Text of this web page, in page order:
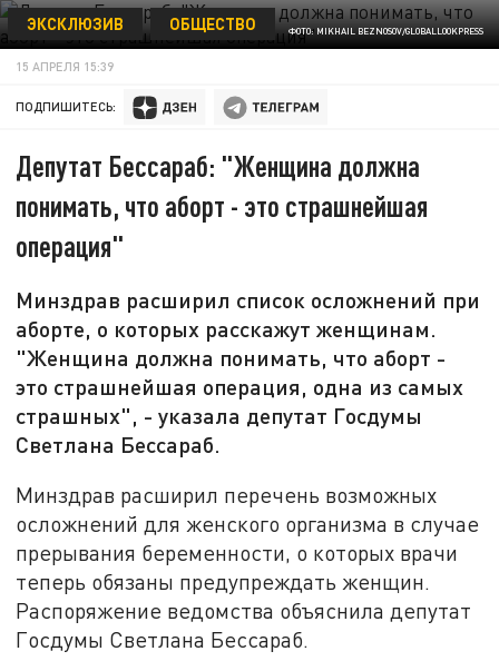
ФОТО: MIKHAIL BEZNOSOV/GLOBALLOOKPRESS
ЭКСКЛЮЗИВ ОБЩЕСТВО
15 АПРЕЛЯ 15:39
ПОДПИШИТЕСЬ:
Депутат Бессараб: "Женщина должна
понимать, что аборт - это страшнейшая
операция"
Минздрав расширил список осложнений при
аборте, о которых расскажут женщинам.
"Женщина должна понимать, что аборт -
это страшнейшая операция, одна из самых
страшных", - указала депутат Госдумы
Светлана Бессараб.
Минздрав расширил перечень возможных
осложнений для женского организма в случае
прерывания беременности, о которых врачи
теперь обязаны предупреждать женщин.
Распоряжение ведомства объяснила депутат
Госдумы Светлана Бессараб.